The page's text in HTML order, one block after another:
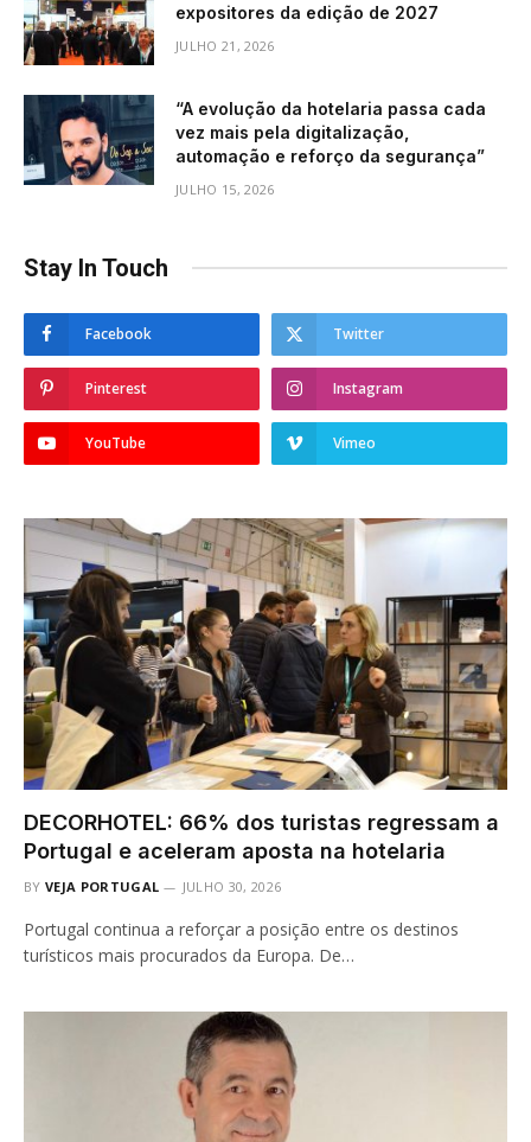
expositores da edição de 2027
JULHO 21, 2026
“A evolução da hotelaria passa cada
vez mais pela digitalização,
automação e reforço da segurança”
JULHO 15, 2026
Stay In Touch
Facebook Twitter
Pinterest Instagram
YouTube Vimeo
DECORHOTEL: 66% dos turistas regressam a
Portugal e aceleram aposta na hotelaria
BY VEJA PORTUGAL JULHO 30, 2026
Portugal continua a reforçar a posição entre os destinos
turísticos mais procurados da Europa. De…